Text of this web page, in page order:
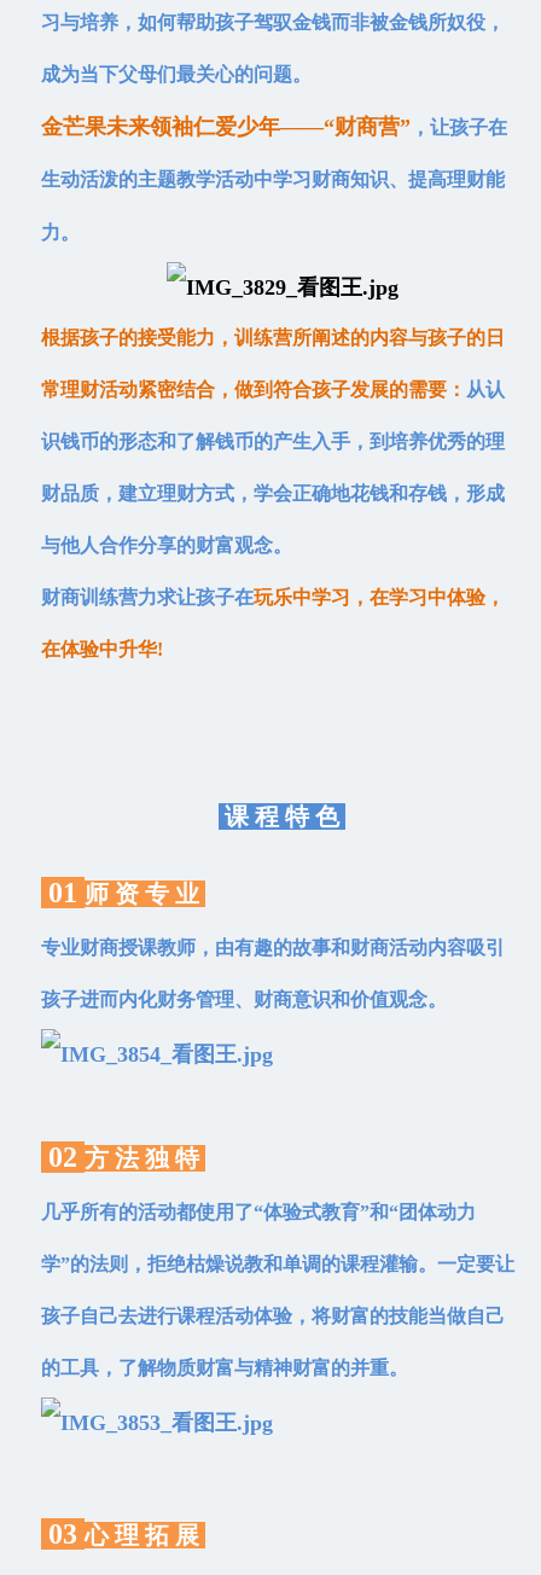
习与培养，如何帮助孩子驾驭金钱而非被金钱所奴役，
成为当下父母们最关心的问题。
金芒果未来领袖仁爱少年——“财商营” ，让孩子在
生动活泼的主题教学活动中学习财商知识、提高理财能
力。
根据孩子的接受能力，训练营所阐述的内容与孩子的日
常理财活动紧密结合，做到符合孩子发展的需要 ： 从认
识钱币的形态和了解钱币的产生入手，到培养优秀的理
财品质，建立理财方式，学会正确地花钱和存钱，形成
与他人合作分享的财富观念。
财商训练营力求让孩子在玩乐中学习，在学习中体验，
在体验中升华!
课 程 特 色
01 师 资 专 业
专业财商授课教师，由有趣的故事和财商活动内容吸引
孩子进而内化财务管理、财商意识和价值观念。
02 方 法 独 特
几乎所有的活动都使用了“体验式教育”和“团体动力
学”的法则，拒绝枯燥说教和单调的课程灌输。一定要让
孩子自己去进行课程活动体验，将财富的技能当做自己
的工具，了解物质财富与精神财富的并重。
03心 理 拓 展